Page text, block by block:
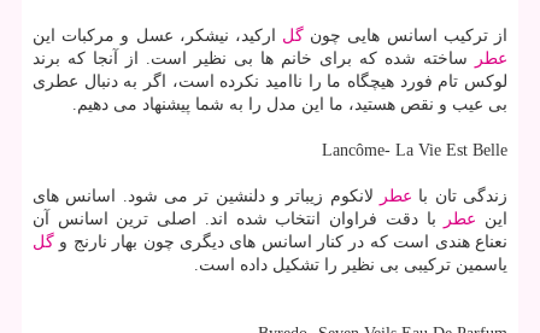
از تركیب اسانس هایی چون گل اركید، نیشكر، عسل و مركبات این
عطر
ساخته شده كه برای خانم ها بی نظیر است. از آنجا كه برند
لوكس تام فورد هیچگاه ما را ناامید نكرده است، اگر به دنبال عطری
بی عیب و نقص هستید، ما این مدل را به شما پیشنهاد می دهیم.
Lancôme- La Vie Est Belle
زندگی تان با عطر
لانكوم زیباتر و دلنشین تر می شود. اسانس های
این عطر
با دقت فراوان انتخاب شده اند. اصلی ترین اسانس آن
نعناع هندی است كه در كنار اسانس های دیگری چون بهار نارنج و گل
یاسمین تركیبی بی نظیر را تشكیل داده است.